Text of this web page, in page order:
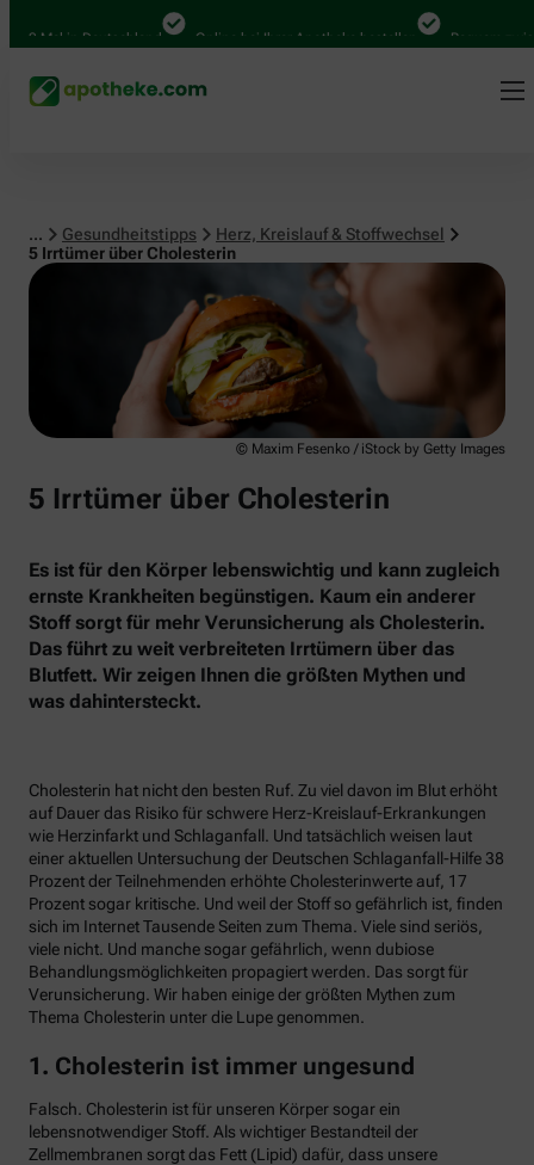
Mal in Deutschland Online bei Ihrer Apotheke bestellen Bequem
... Gesundheitstipps
Herz, Kreislauf & Stoffwechsel
5 Irrtümer über Cholesterin
Herz, Kreislauf & Stoffwechsel
© Maxim Fesenko / iStock by Getty Images
5 Irrtümer über Cholesterin
Es ist für den Körper lebenswichtig und kann zugleich
ernste Krankheiten begünstigen. Kaum ein anderer
Stoff sorgt für mehr Verunsicherung als Cholesterin.
Das führt zu weit verbreiteten Irrtümern über das
Blutfett. Wir zeigen Ihnen die größten Mythen und
was dahintersteckt.
Cholesterin hat nicht den besten Ruf. Zu viel davon im Blut erhöht
auf Dauer das Risiko für schwere Herz-Kreislauf-Erkrankungen
wie Herzinfarkt und Schlaganfall. Und tatsächlich weisen laut
einer aktuellen Untersuchung der Deutschen Schlaganfall-Hilfe 38
Prozent der Teilnehmenden erhöhte Cholesterinwerte auf, 17
Prozent sogar kritische. Und weil der Stoff so gefährlich ist, finden
sich im Internet Tausende Seiten zum Thema. Viele sind seriös,
viele nicht. Und manche sogar gefährlich, wenn dubiose
Behandlungsmöglichkeiten propagiert werden. Das sorgt für
Verunsicherung. Wir haben einige der größten Mythen zum
Thema Cholesterin unter die Lupe genommen.
1. Cholesterin ist immer ungesund
Falsch. Cholesterin ist für unseren Körper sogar ein
lebensnotwendiger Stoff. Als wichtiger Bestandteil der
Zellmembranen sorgt das Fett (Lipid) dafür, dass unsere